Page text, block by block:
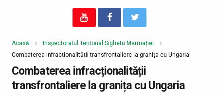
Acasă
Inspectoratul Teritorial Sighetu Marmației
Combaterea infracționalității transfrontaliere la granița cu Ungaria
Combaterea infracționalității
transfrontaliere la granița cu Ungaria